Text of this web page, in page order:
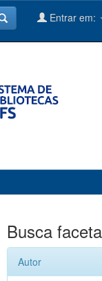
Entrar em:
Busca
Autor